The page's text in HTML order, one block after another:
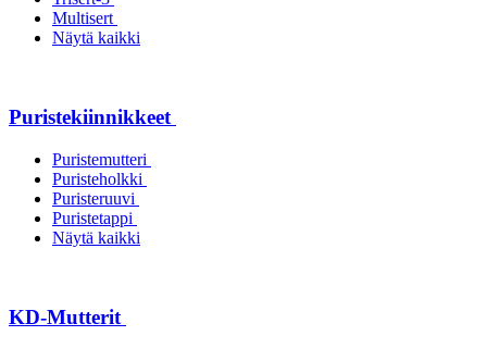
Multisert
Näytä kaikki
Puristekiinnikkeet
Puristemutteri
Puristeholkki
Puristeruuvi
Puristetappi
Näytä kaikki
KD-Mutterit